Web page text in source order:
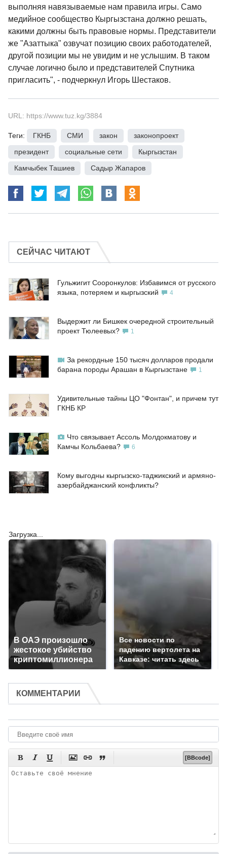
выполняя навязываемые нам правила игры. Само
медийное сообщество Кыргызстана должно решать,
какими должны быть правовые нормы. Представители
же "Азаттыка" озвучат позицию своих работодателей,
другой позиции мы не увидим и не услышим. В таком
случае логично было и представителей Спутника
пригласить", - подчеркнул Игорь Шестаков.
URL: https://www.tuz.kg/3884
Теги: ГКНБ СМИ закон законопроект
президент
социальные сети Кыргызстан
Камчыбек Ташиев
Садыр Жапаров
СЕЙЧАС ЧИТАЮТ
Гульжигит Сооронкулов: Избавимся от русского
языка, потеряем и кыргызский
4
Выдержит ли Бишкек очередной строительный
проект Тюлеевых?
1
За рекордные 150 тысяч долларов продали
барана породы Арашан в Кыргызстане
1
Удивительные тайны ЦО "Фонтан", и причем тут
ГКНБ КР
Что связывает Ассоль Молдокматову и
Камчы Кольбаева?
6
Кому выгодны кыргызско-таджикский и армяно-
азербайджанский конфликты?
Загрузка...
В ОАЭ произошло
жестокое убийство
криптомиллионера
Все новости по
падению вертолета на
Кавказе: читать здесь
КОММЕНТАРИИ
      [BBcode]